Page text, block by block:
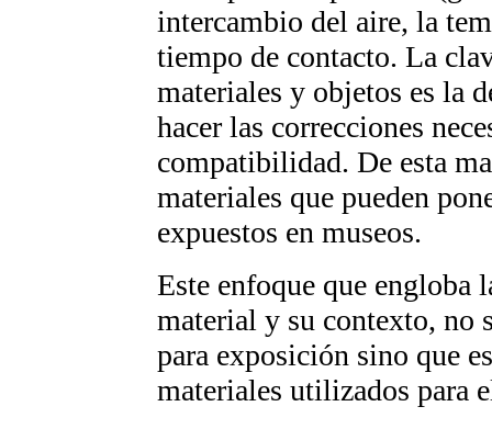
intercambio del aire, la
tiempo de contacto. La
materiales y objetos es la
hacer las correcciones
compatibilidad. De esta
materiales que pueden
expuestos en museos.
Este enfoque que engloba
material y su contexto, no
para exposición sino que
materiales utilizados para